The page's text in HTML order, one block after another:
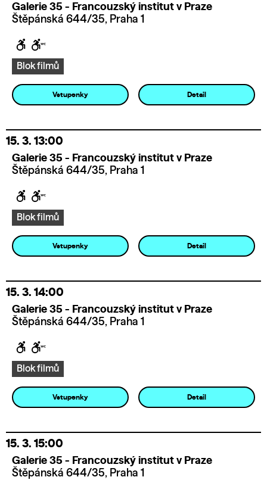
Galerie 35 - Francouzský institut v Praze
Štěpánská 644/35, Praha 1
Blok filmů
Vstupenky Detail
15. 3. 13:00
Galerie 35 - Francouzský institut v Praze
Štěpánská 644/35, Praha 1
Blok filmů
Vstupenky Detail
15. 3. 14:00
Galerie 35 - Francouzský institut v Praze
Štěpánská 644/35, Praha 1
Blok filmů
Vstupenky Detail
15. 3. 15:00
Galerie 35 - Francouzský institut v Praze
Štěpánská 644/35, Praha 1